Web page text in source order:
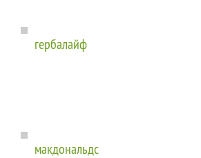
гербалайф
макдональдс